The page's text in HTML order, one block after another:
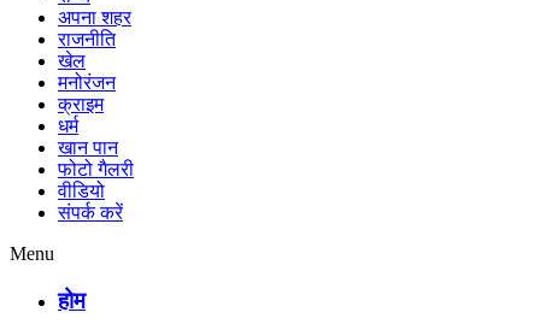
अपना शहर
राजनीति
खेल
मनोरंजन
क्राइम
धर्म
खान पान
फोटो गैलरी
वीडियो
संपर्क करें
Menu
होम